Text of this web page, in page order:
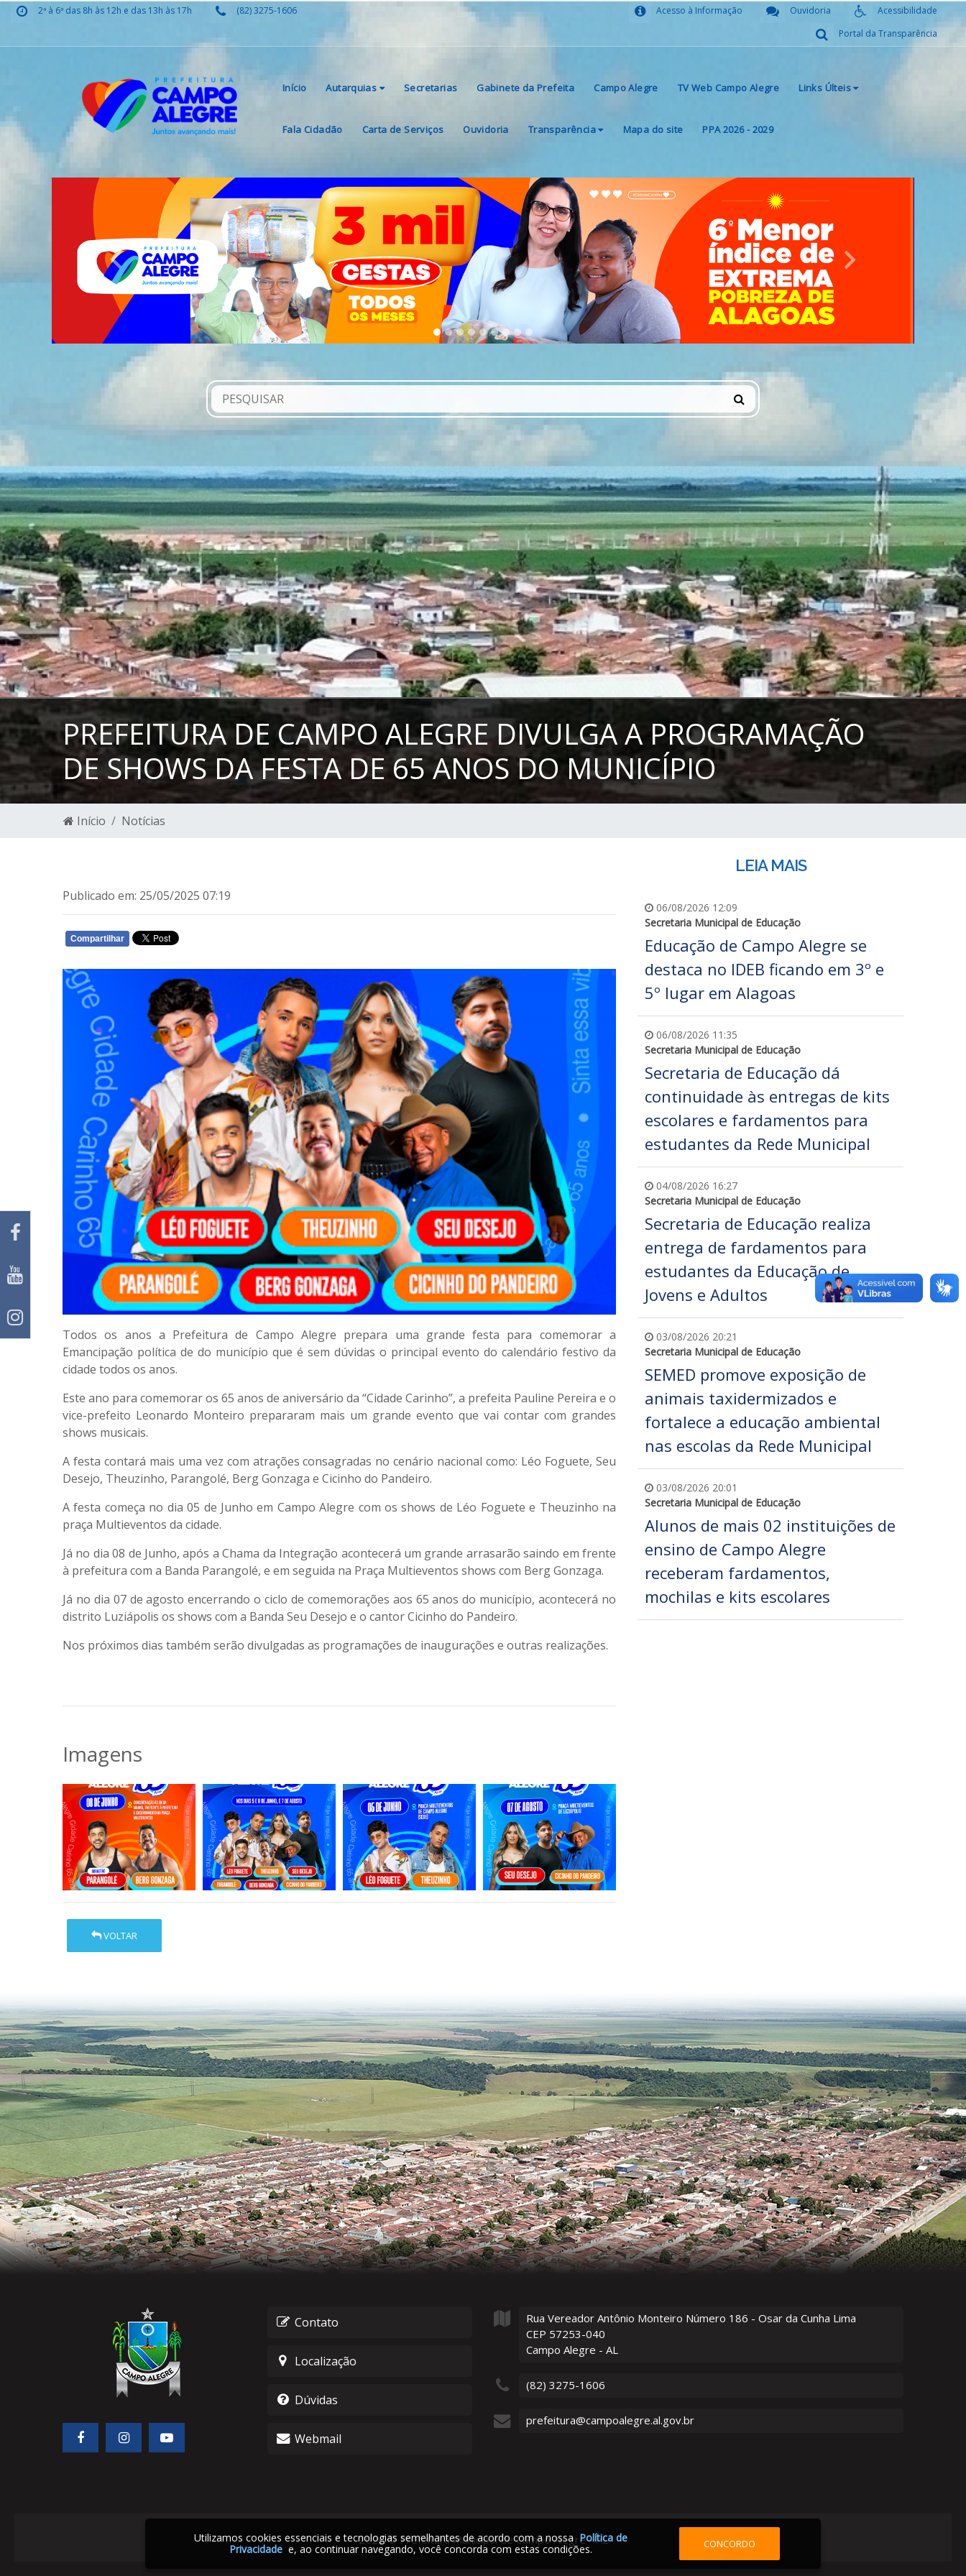
2ª à 6ª das 8h às 12h e das 13h às 17h (82) 3275-1606 Acessibilidade
Ouvidoria
Acesso à Informação
Portal da Transparência
Início Autarquias Secretarias Gabinete da Prefeita Campo Alegre TV Web Campo Alegre Links Últeis
Fala Cidadão Carta de Serviços Ouvidoria Transparência Mapa do site PPA 2026 - 2029
Previous Next
PREFEITURA DE CAMPO ALEGRE DIVULGA A PROGRAMAÇÃO
DE SHOWS DA FESTA DE 65 ANOS DO MUNICÍPIO
Início Notícias
Publicado em: 25/05/2025 07:19
Compartilhar
Todos os anos a Prefeitura de Campo Alegre prepara uma grande festa para comemorar a
Emancipação política de do município que é sem dúvidas o principal evento do calendário festivo da
cidade todos os anos.
Este ano para comemorar os 65 anos de aniversário da “Cidade Carinho”, a prefeita Pauline Pereira e o
vice-prefeito Leonardo Monteiro prepararam mais um grande evento que vai contar com grandes
shows musicais.
A festa contará mais uma vez com atrações consagradas no cenário nacional como: Léo Foguete, Seu
Desejo, Theuzinho, Parangolé, Berg Gonzaga e Cicinho do Pandeiro.
A festa começa no dia 05 de Junho em Campo Alegre com os shows de Léo Foguete e Theuzinho na
praça Multieventos da cidade.
Já no dia 08 de Junho, após a Chama da Integração acontecerá um grande arrasarão saindo em frente
à prefeitura com a Banda Parangolé, e em seguida na Praça Multieventos shows com Berg Gonzaga.
Já no dia 07 de agosto encerrando o ciclo de comemorações aos 65 anos do município, acontecerá no
distrito Luziápolis os shows com a Banda Seu Desejo e o cantor Cicinho do Pandeiro.
Nos próximos dias também serão divulgadas as programações de inaugurações e outras realizações.
Imagens
VOLTAR
LEIA MAIS
06/08/2026 12:09
Secretaria Municipal de Educação
Educação de Campo Alegre se
destaca no IDEB ficando em 3º e
5º lugar em Alagoas
06/08/2026 11:35
Secretaria Municipal de Educação
Secretaria de Educação dá
continuidade às entregas de kits
escolares e fardamentos para
estudantes da Rede Municipal
04/08/2026 16:27
Secretaria Municipal de Educação
Secretaria de Educação realiza
entrega de fardamentos para
estudantes da Educação de
Jovens e Adultos
03/08/2026 20:21
Secretaria Municipal de Educação
SEMED promove exposição de
animais taxidermizados e
fortalece a educação ambiental
nas escolas da Rede Municipal
03/08/2026 20:01
Secretaria Municipal de Educação
Alunos de mais 02 instituições de
ensino de Campo Alegre
receberam fardamentos,
mochilas e kits escolares
Contato
Localização
Dúvidas
Webmail
Rua Vereador Antônio Monteiro Número 186 - Osar da Cunha Lima
CEP 57253-040
Campo Alegre - AL
(82) 3275-1606
prefeitura@campoalegre.al.gov.br
2026 © Prefeitura Municipal de Campo Alegre - AL
Utilizamos cookies essenciais e tecnologias semelhantes de acordo com a nossaPolítica de
Privacidade e, ao continuar navegando, você concorda com estas condições. CONCORDO